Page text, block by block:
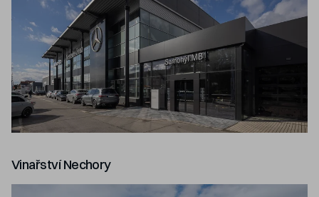
Vinařství Nechory